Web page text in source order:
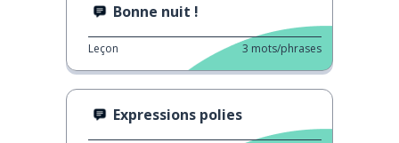
Bonne nuit !
Leçon 3 mots/phrases
Expressions polies